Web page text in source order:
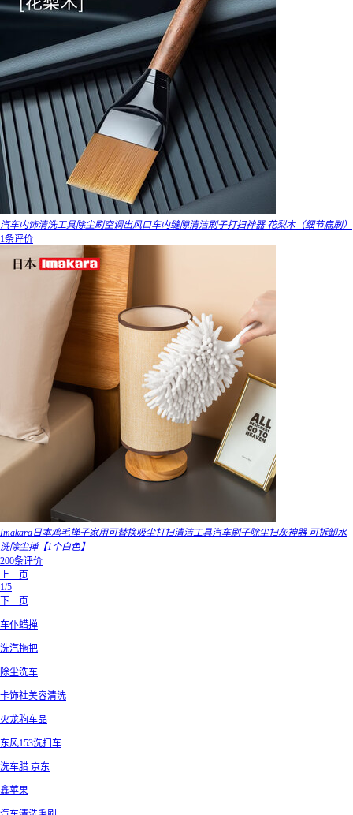
汽车内饰清洗工具除尘刷空调出风口车内缝隙清洁刷子打扫神器 花梨木（细节扁刷）
1条评价
Imakara日本鸡毛掸子家用可替换吸尘打扫清洁工具汽车刷子除尘扫灰神器 可拆卸水
洗除尘掸【1个白色】
200条评价
上一页
1/5
下一页
车仆蜡掸
洗汽拖把
除尘洗车
卡饰社美容清洗
火龙驹车品
东风153洗扫车
洗车腊 京东
鑫苹果